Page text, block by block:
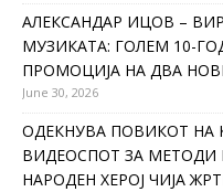
АЛЕКСАНДАР ИЦОВ –
МУЗИКАТА: ГОЛЕМ 10-
ПРОМОЦИЈА НА ДВА
June 30, 2026
ОДЕКНУВА ПОВИКОТ НА
ВИДЕОСПОТ ЗА МЕТОДИ
НАРОДЕН ХЕРОЈ ЧИЈА